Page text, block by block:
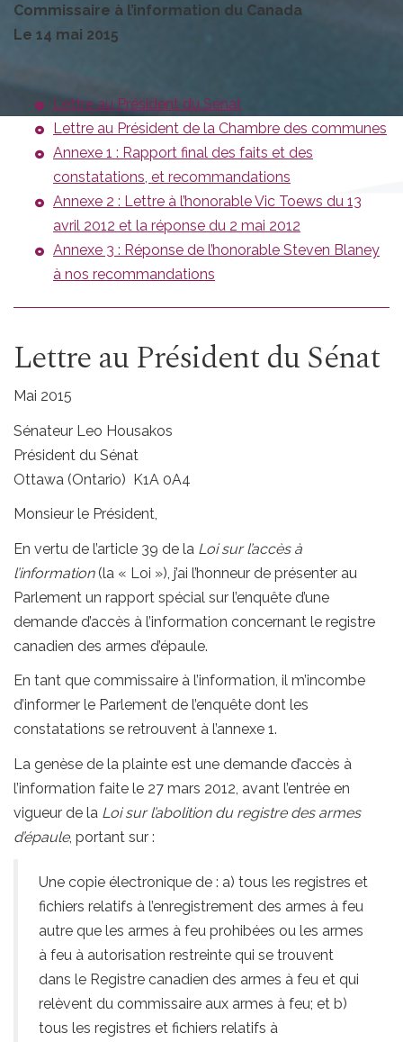
Commissaire à l’information du Canada
Le 14 mai 2015
Lettre au Président du Sénat
Lettre au Président de la Chambre des communes
Annexe 1 : Rapport final des faits et des
constatations, et recommandations
Annexe 2 : Lettre à l’honorable Vic Toews du 13
avril 2012 et la réponse du 2 mai 2012
Annexe 3 : Réponse de l’honorable Steven Blaney
à nos recommandations
Lettre au Président du Sénat
Mai 2015
Sénateur Leo Housakos
Président du Sénat
Ottawa (Ontario) K1A 0A4
Monsieur le Président,
En vertu de l’article 39 de la Loi sur l’accès à
l’information(la « Loi »), j’ai l’honneur de présenter au
Parlement un rapport spécial sur l’enquête d’une
demande d’accès à l’information concernant le registre
canadien des armes d’épaule.
En tant que commissaire à l’information, il m’incombe
d’informer le Parlement de l’enquête dont les
constatations se retrouvent à l’annexe 1.
La genèse de la plainte est une demande d’accès à
l’information faite le 27 mars 2012, avant l’entrée en
vigueur de la Loi sur l’abolition du registre des armes
d’épaule, portant sur :
Une copie électronique de : a) tous les registres et
fichiers relatifs à l’enregistrement des armes à feu
autre que les armes à feu prohibées ou les armes
à feu à autorisation restreinte qui se trouvent
dans le Registre canadien des armes à feu et qui
relèvent du commissaire aux armes à feu; et b)
tous les registres et fichiers relatifs à